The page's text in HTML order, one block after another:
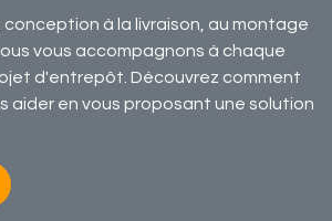
conception à la livraison, au montage
vous accompagnons à chaque
d'entrepôt. Découvrez comment
aider en vous proposant une solution